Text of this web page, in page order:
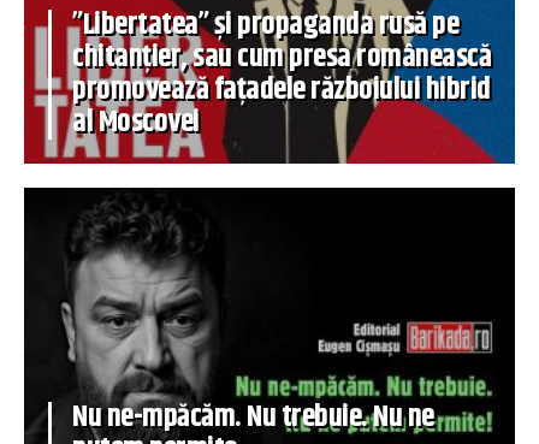
”Libertatea” și propaganda rusă pe
chitanțier, sau cum presa românească
promovează fațadele războiului hibrid
al Moscovei
Nu ne-mpăcăm. Nu trebuie. Nu ne